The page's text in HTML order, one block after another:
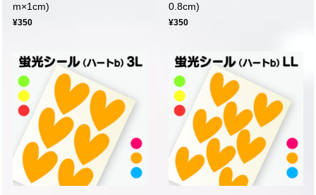
m×1cm)
¥350
0.8cm)
¥350